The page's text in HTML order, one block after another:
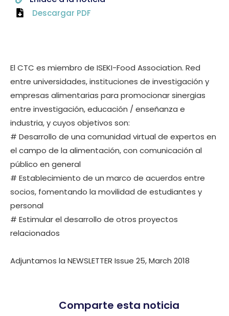
El CTC es miembro de ISEKI-Food Association. Red
entre universidades, instituciones de investigación y
empresas alimentarias para promocionar sinergias
entre investigación, educación / enseñanza e
industria, y cuyos objetivos son:
# Desarrollo de una comunidad virtual de expertos en
el campo de la alimentación, con comunicación al
público en general
# Establecimiento de un marco de acuerdos entre
socios, fomentando la movilidad de estudiantes y
personal
# Estimular el desarrollo de otros proyectos
relacionados
Adjuntamos la NEWSLETTER Issue 25, March 2018
Descargar PDF
Comparte esta noticia